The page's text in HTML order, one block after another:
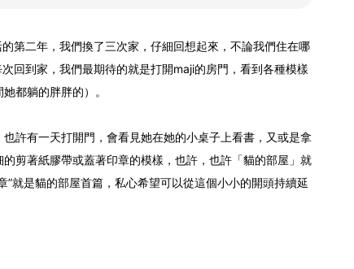
第二年，我們換了三次家，仔細回想起來，不論我們住在哪
回到家，我們最期待的就是打開maji的房門，看到各種模樣
都躺的胖胖的）。
許有一天打開門，會看見她在她的小桌子上看書，又或是拿
剪著紙膠帶或蓋著印章的模樣，也許，也許「貓的部屋」就
”就是貓的部屋首篇，私心希望可以從這個小小的開頭持續延